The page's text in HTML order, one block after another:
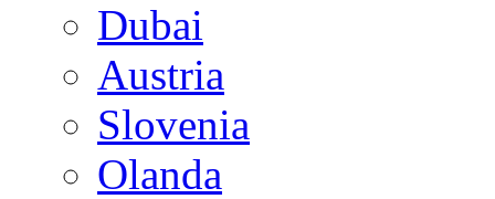
Dubai
Austria
Slovenia
Olanda